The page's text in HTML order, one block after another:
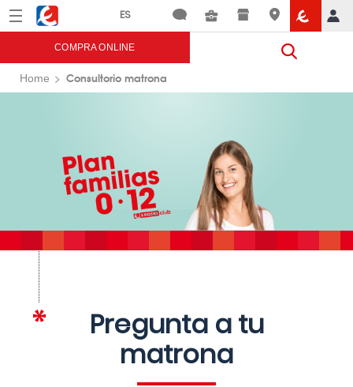
Menú Eroski
COMPRA ONLINE
Home Consultorio matrona
Pregunta a tu
matrona